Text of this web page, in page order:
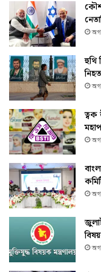
হুথি
নিহত
ত্বক